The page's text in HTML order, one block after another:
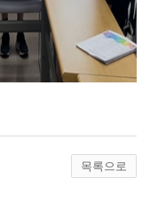
목록으로